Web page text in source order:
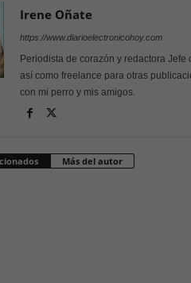
Irene Oñate
https://www.diarioelectronicohoy.com
Periodista de corazón y redactora
así como freelance para otras
con mi perro y mis amigos.
Más del autor